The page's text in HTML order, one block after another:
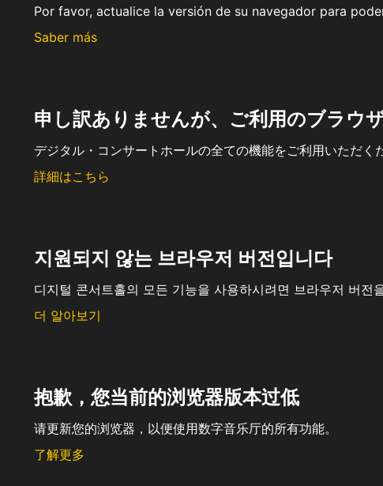
Por favor, actualice la versión de su navegador para
Saber más
申し訳ありませんが、ご利用のブラウ
デジタル・コンサートホールの全ての機能をご利用いただく
詳細はこちら
지원되지 않는 브라우저 버전입니다
디지털 콘서트홀의 모든 기능을 사용하시려면 브라우저 버전
더 알아보기
抱歉，您当前的浏览器版本过低
请更新您的浏览器，以便使用数字音乐厅的所有功能。
了解更多